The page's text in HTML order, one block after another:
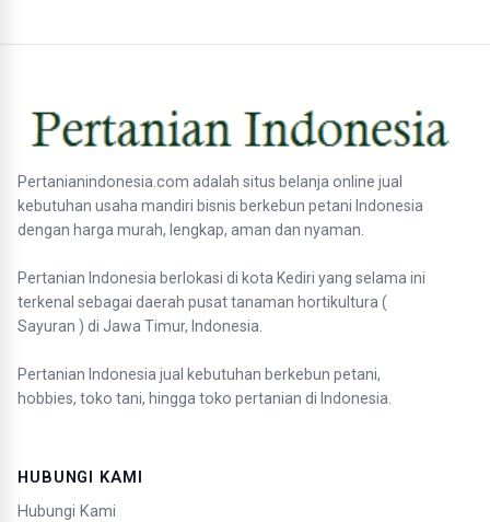
Pertanianindonesia.com adalah situs belanja online jual
kebutuhan usaha mandiri bisnis berkebun petani Indonesia
dengan harga murah, lengkap, aman dan nyaman.
Pertanian Indonesia berlokasi di kota Kediri yang selama ini
terkenal sebagai daerah pusat tanaman hortikultura (
Sayuran ) di Jawa Timur, Indonesia.
Pertanian Indonesia jual kebutuhan berkebun petani,
hobbies, toko tani, hingga toko pertanian di Indonesia.
HUBUNGI KAMI
Hubungi Kami